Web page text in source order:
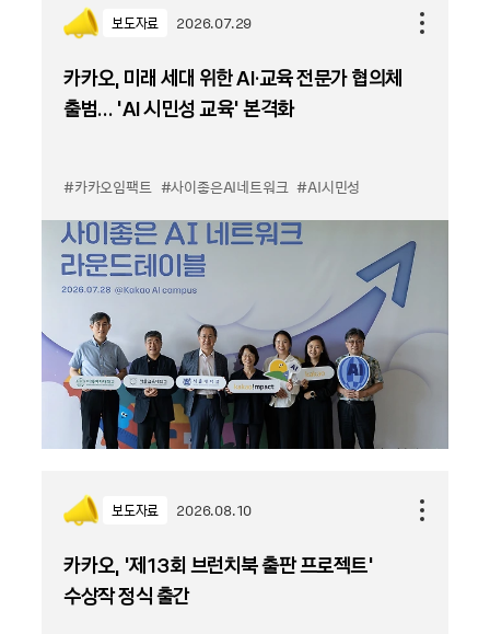
보도자료 2026.07.29
카카오, 미래 세대 위한 AI·교육 전문가 협의체
출범… ‘AI 시민성 교육’ 본격화
#카카오임팩트 #사이좋은AI네트워크 #AI시민성
보도자료 2026.08.10
카카오, '제13회 브런치북 출판 프로젝트'
수상작 정식 출간